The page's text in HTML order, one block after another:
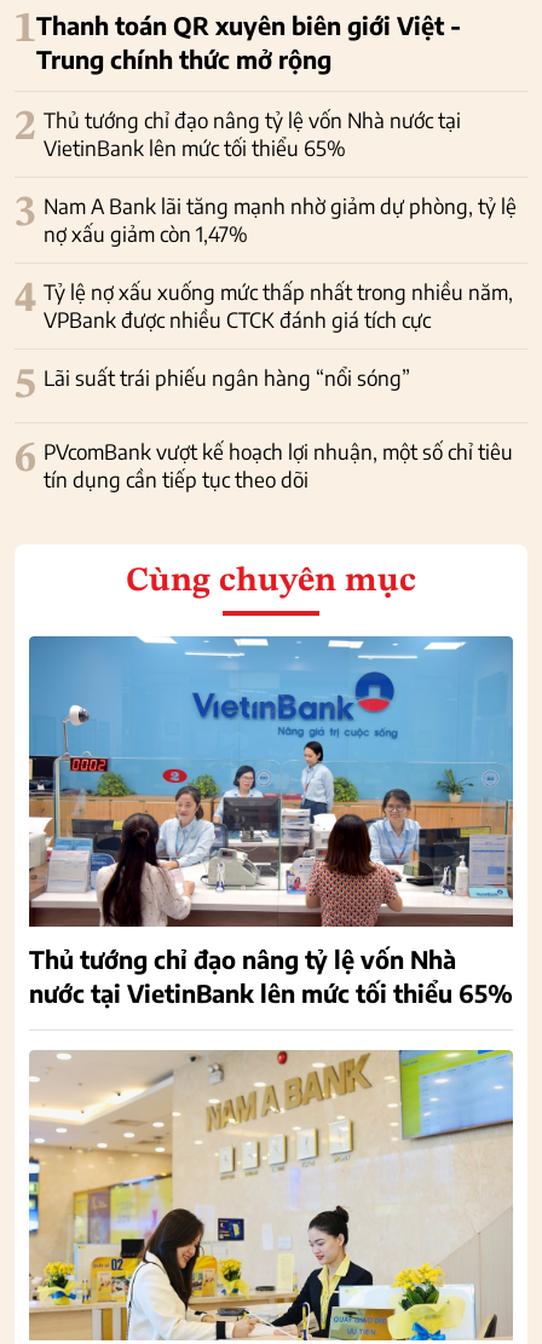
1Thanh toán QR xuyên biên giới Việt -
Trung chính thức mở rộng
2 Thủ tướng chỉ đạo nâng tỷ lệ vốn Nhà nước tại
VietinBank lên mức tối thiểu 65%
3 Nam A Bank lãi tăng mạnh nhờ giảm dự phòng, tỷ lệ
nợ xấu giảm còn 1,47%
4 Tỷ lệ nợ xấu xuống mức thấp nhất trong nhiều năm,
VPBank được nhiều CTCK đánh giá tích cực
5 Lãi suất trái phiếu ngân hàng “nổi sóng”
6 PVcomBank vượt kế hoạch lợi nhuận, một số chỉ tiêu
tín dụng cần tiếp tục theo dõi
Cùng chuyên mục
Thủ tướng chỉ đạo nâng tỷ lệ vốn Nhà
nước tại VietinBank lên mức tối thiểu 65%